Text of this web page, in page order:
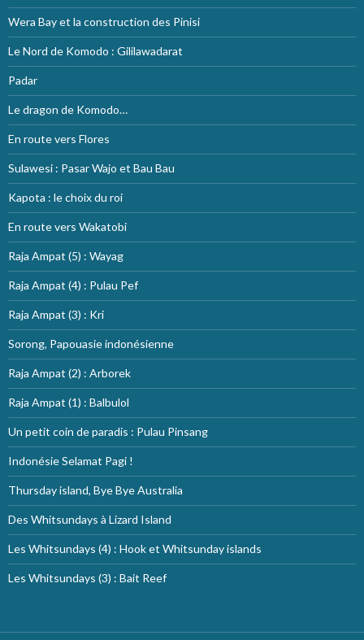
Wera Bay et la construction des Pinisi
Le Nord de Komodo : Gililawadarat
Padar
Le dragon de Komodo…
En route vers Flores
Sulawesi : Pasar Wajo et Bau Bau
Kapota : le choix du roi
En route vers Wakatobi
Raja Ampat (5) : Wayag
Raja Ampat (4) : Pulau Pef
Raja Ampat (3) : Kri
Sorong, Papouasie indonésienne
Raja Ampat (2) : Arborek
Raja Ampat (1) : Balbulol
Un petit coin de paradis : Pulau Pinsang
Indonésie Selamat Pagi !
Thursday island, Bye Bye Australia
Des Whitsundays à Lizard Island
Les Whitsundays (4) : Hook et Whitsunday islands
Les Whitsundays (3) : Bait Reef